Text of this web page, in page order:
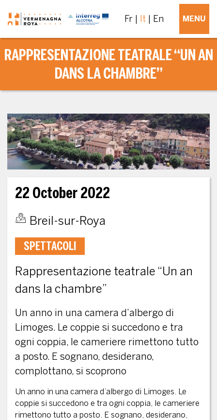
Fr It En MENU
RAPPRESENTAZIONE TEATRALE “UN AN
DANS LA CHAMBRE”
22 October 2022
Breil-sur-Roya
SPETTACOLI
Rappresentazione teatrale “Un an
dans la chambre”
Un anno in una camera d’albergo di
Limoges. Le coppie si succedono e tra
ogni coppia, le cameriere rimettono tutto
a posto. E sognano, desiderano,
complottano, si scoprono
Un anno in una camera d’albergo di Limoges. Le
coppie si succedono e tra ogni coppia, le cameriere
rimettono tutto a posto. E sognano, desiderano,